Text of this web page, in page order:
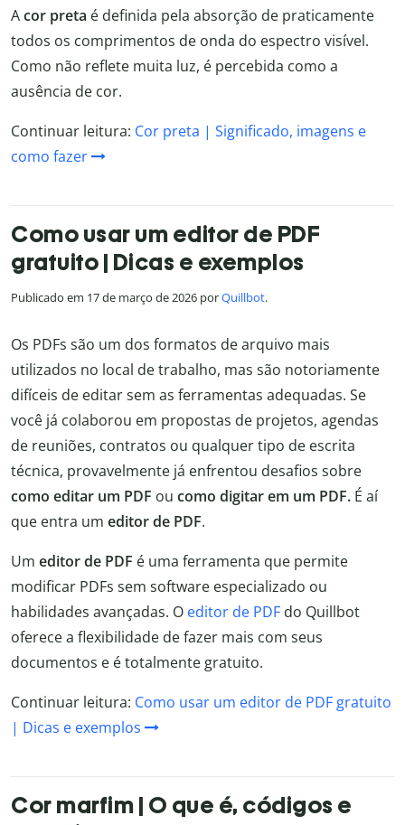
Acor preta é definida pela absorção de praticamente
todos os comprimentos de onda do espectro visível.
Como não reflete muita luz, é percebida como a
ausência de cor.
Continuar leitura: Cor preta | Significado, imagens e
como fazer
Como usar um editor de PDF
gratuito | Dicas e exemplos
Publicado em 17 de março de 2026 porQuillbot.
Os PDFs são um dos formatos de arquivo mais
utilizados no local de trabalho, mas são notoriamente
difíceis de editar sem as ferramentas adequadas. Se
você já colaborou em propostas de projetos, agendas
de reuniões, contratos ou qualquer tipo de escrita
técnica, provavelmente já enfrentou desafios sobre
como editar um PDF ou como digitar em um PDF. É aí
que entra um editor de PDF.
Um editor de PDF é uma ferramenta que permite
modificar PDFs sem software especializado ou
habilidades avançadas. O editor de PDF do Quillbot
oferece a flexibilidade de fazer mais com seus
documentos e é totalmente gratuito.
Continuar leitura: Como usar um editor de PDF gratuito
| Dicas e exemplos
Cor marfim | O que é, códigos e